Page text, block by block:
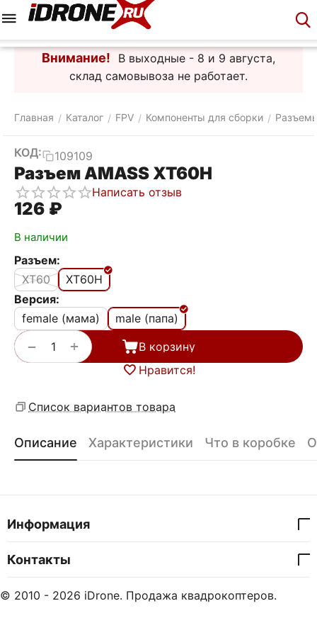
Внимание!
В выходные - 8 и 9 августа,
склад самовывоза не работает.
Главная / Каталог / FPV / Компоненты для сборки /
КОД: 109109
Разъем AMASS XT60H
Написать отзыв
‍126‍ ₽
В наличии
Разъем:
XT60
XT60H
Версия:
female (мама)
male (папа)
+
−
В корзину
Нравится!
Список вариантов товара
Описание Характеристики Что в коробке
Информация
Контакты
© 2010 - 2026 iDrone. Продажа квадрокоптеров.
Корзина